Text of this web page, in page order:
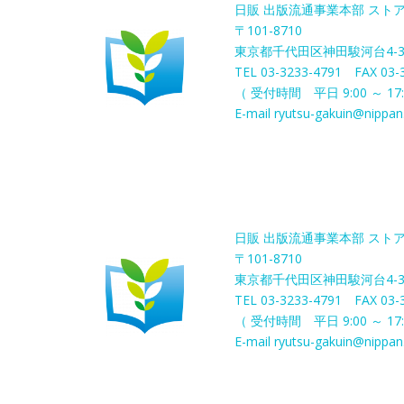
日販 出版流通事業本部 スト
〒101-8710
東京都千代田区神田駿河台4-
TEL 03-3233-4791 FAX 03-
（ 受付時間 平日 9:00 ～
E-mail ryutsu-
日販 出版流通事業本部 スト
〒101-8710
東京都千代田区神田駿河台4-
TEL 03-3233-4791 FAX 03-
（ 受付時間 平日 9:00 ～
E-mail ryutsu-